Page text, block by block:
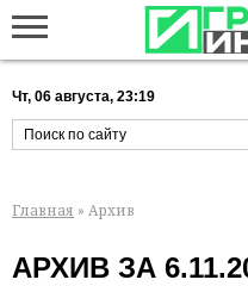
Чт, 06 августа, 23:19
Главная » Архив
АРХИВ ЗА